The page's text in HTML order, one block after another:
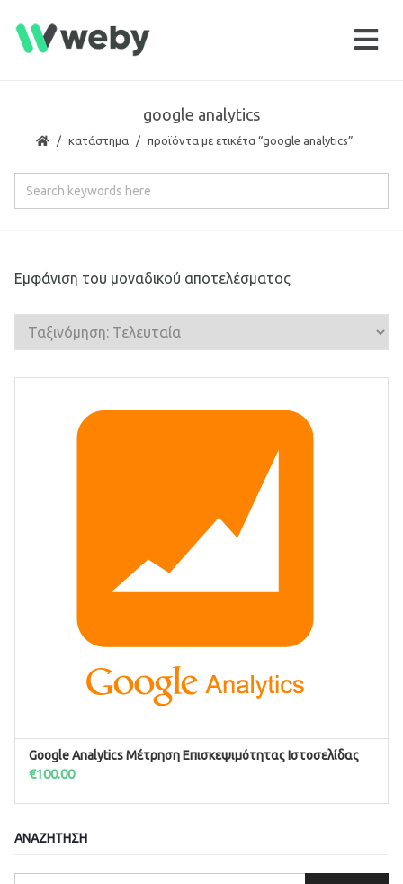
google analytics
κατάστημα προϊόντα με ετικέτα “google analytics”
Εμφάνιση του μοναδικού αποτελέσματος
ΠΡΟΣΘΉΚΗ ΣΤΟ ΚΑΛΆΘΙ
Google Analytics Μέτρηση Επισκεψιμότητας Ιστοσελίδας
€100.00
ΑΝΑΖΉΤΗΣΗ